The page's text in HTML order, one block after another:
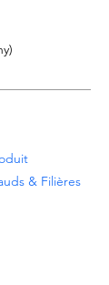
& Filières